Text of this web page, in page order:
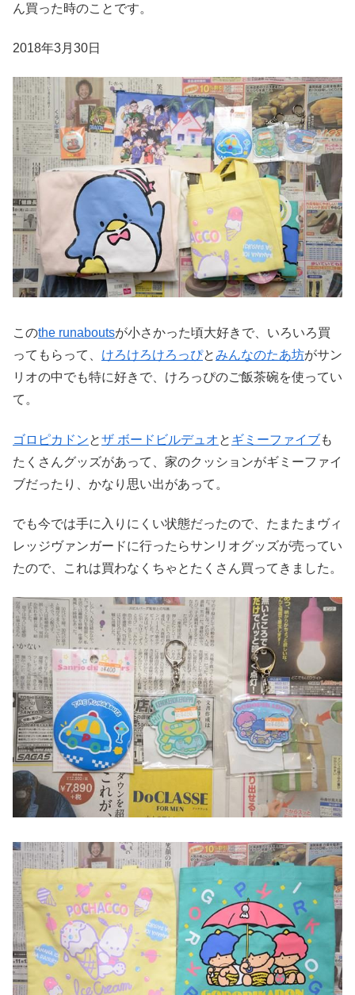
ん買った時のことです。
2018年3月30日
このthe runaboutsが小さかった頃大好きで、いろいろ買
ってもらって、 けろけろけろっぴとみんなのたあ坊がサン
リオの中でも特に好きで、けろっぴのご飯茶碗を使ってい
て。
ゴロピカドンとザ ボードビルデュオと ギミーファイブも
たくさんグッズがあって、家のクッションがギミーファイ
ブだったり、かなり思い出があって。
でも今では手に入りにくい状態だったので、たまたまヴィ
レッジヴァンガードに行ったらサンリオグッズが売ってい
たので、これは買わなくちゃとたくさん買ってきました。